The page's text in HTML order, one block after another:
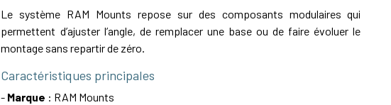
Le système RAM Mounts repose sur des composants modulaires qui
permettent d’ajuster l’angle, de remplacer une base ou de faire évoluer le
montage sans repartir de zéro.
Caractéristiques principales
- Marque : RAM Mounts